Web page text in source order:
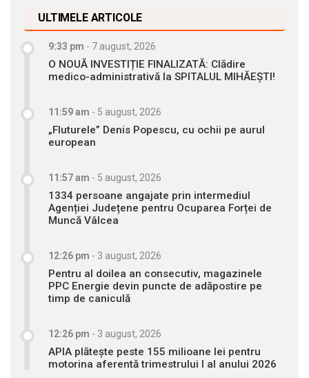
ULTIMELE ARTICOLE
9:33 pm - 7 august, 2026
O NOUĂ INVESTIȚIE FINALIZATĂ: Clădire
medico-administrativă la SPITALUL MIHĂEȘTI!
11:59 am - 5 august, 2026
„Fluturele” Denis Popescu, cu ochii pe aurul
european
11:57 am - 5 august, 2026
1334 persoane angajate prin intermediul
Agenției Județene pentru Ocuparea Forței de
Muncă Vâlcea
12:26 pm - 3 august, 2026
Pentru al doilea an consecutiv, magazinele
PPC Energie devin puncte de adăpostire pe
timp de caniculă
12:26 pm - 3 august, 2026
APIA plătește peste 155 milioane lei pentru
motorina aferentă trimestrului I al anului 2026